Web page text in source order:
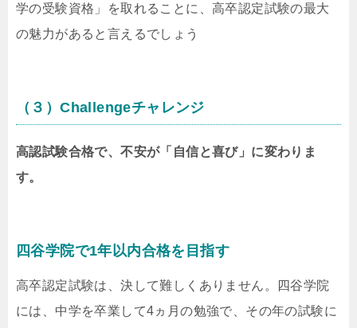
学の受験資格」を取れることに、高卒認定試験の最大
の魅力があると言えるでしょう
（３）Challengeチャレンジ
高認試験合格で、不安が「自信と喜び」に変わりま
す。
四谷学院で1年以内合格を目指す
高卒認定試験は、決して難しくありません。四谷学院
には、中学を卒業して4ヵ月の勉強で、その年の試験に